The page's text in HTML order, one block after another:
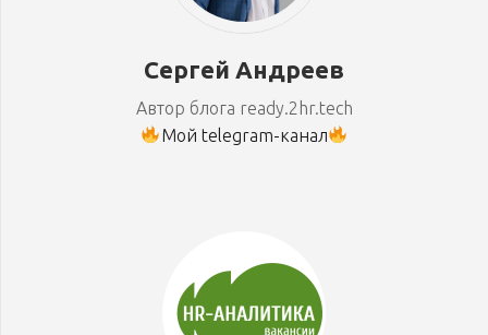
Сергей Андреев
Автор блога ready.2hr.tech
Мой telegram-канал